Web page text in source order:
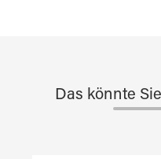
Das könnte